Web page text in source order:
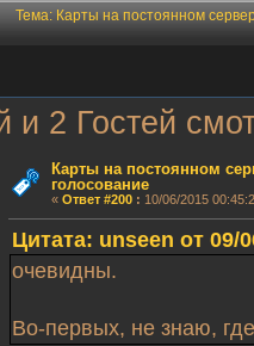
Тема: Карты на постоянном
и 2 Гостей
Карты на постоянном
голосование
« Ответ #200: 10/06/2015
Цитата: unseen от 09/
очевидны.
Во-первых, не знаю,